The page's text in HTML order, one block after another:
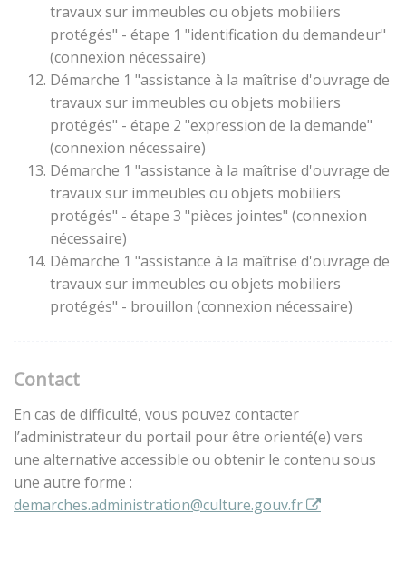
travaux sur immeubles ou objets mobiliers
protégés" - étape 1 "identification du demandeur"
(connexion nécessaire)
Démarche 1 "assistance à la maîtrise d'ouvrage de
travaux sur immeubles ou objets mobiliers
protégés" - étape 2 "expression de la demande"
(connexion nécessaire)
Démarche 1 "assistance à la maîtrise d'ouvrage de
travaux sur immeubles ou objets mobiliers
protégés" - étape 3 "pièces jointes" (connexion
nécessaire)
Démarche 1 "assistance à la maîtrise d'ouvrage de
travaux sur immeubles ou objets mobiliers
protégés" - brouillon (connexion nécessaire)
Contact
En cas de difficulté, vous pouvez contacter
l’administrateur du portail pour être orienté(e) vers
une alternative accessible ou obtenir le contenu sous
une autre forme :
demarches.administration@culture.gouv.fr